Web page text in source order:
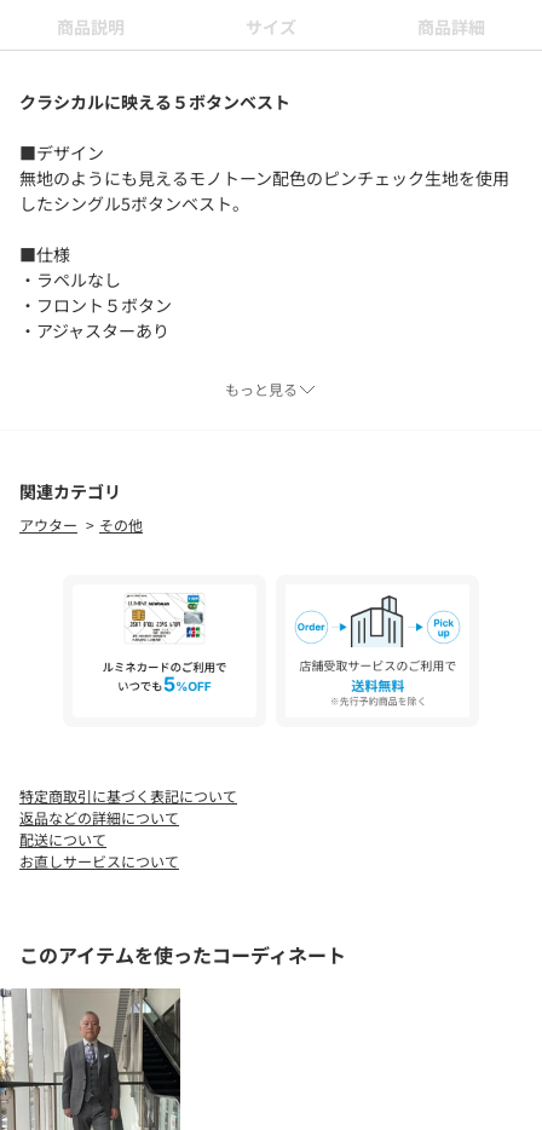
商品説明 サイズ 商品詳細
クラシカルに映える５ボタンベスト
■デザイン
無地のようにも見えるモノトーン配色のピンチェック生地を使用
したシングル5ボタンベスト。
■仕様
・ラペルなし
・フロント５ボタン
・アジャスターあり
■コーディネート
同素材のスーツ（対象品番：11232590002）と３ピースで着用す
ることでよりクラシカルな印象になります。
光沢感：やああり
【注意事項】
※商品に「取り扱い上の注意書き」、「洗濯表示」がございます
場合は、使用前に必ずご確認ください。
※商品画像は、光の当たり具合やパソコンなどの閲覧環境によ
※商品の色味の目安は、商品単体の画像をご参照ください。
店舗へお問い合わせの際は、全国のUNITED ARROWS各店舗まで
下記の品名/品番をお申し付けください。
品名：UAD PI/CH S5B VST 品番：11252590003
もっと見る
関連カテゴリ
アウター その他
特定商取引に基づく表記について
返品などの詳細について
配送について
お直しサービスについて
このアイテムを使ったコーディネート